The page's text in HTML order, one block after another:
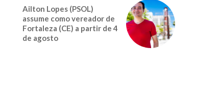
Ailton Lopes (PSOL)
assume como vereador de
Fortaleza (CE) a partir de 4
de agosto